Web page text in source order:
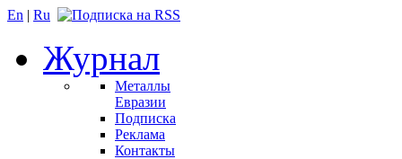
En | Ru
Журнал
Металлы
Евразии
Подписка
Реклама
Контакты